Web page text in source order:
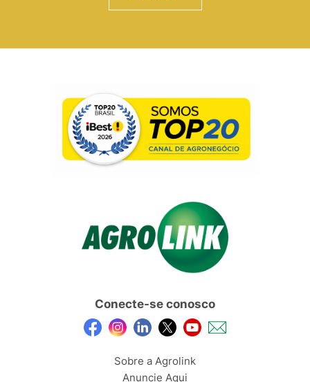
Conecte-se conosco
Sobre a Agrolink
Anuncie Aqui